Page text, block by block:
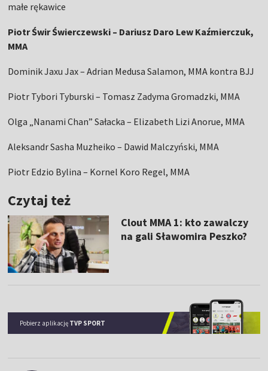
małe rękawice
Piotr Świr Świerczewski – Dariusz Daro Lew Kaźmierczuk,
MMA
Dominik Jaxu Jax – Adrian Medusa Salamon, MMA kontra BJJ
Piotr Tybori Tyburski – Tomasz Zadyma Gromadzki, MMA
Olga „Nanami Chan” Sałacka – Elizabeth Lizi Anorue, MMA
Aleksandr Sasha Muzheiko – Dawid Malczyński, MMA
Piotr Edzio Bylina – Kornel Koro Regel, MMA
Czytaj też
Clout MMA 1: kto zawalczy
na gali Sławomira Peszko?
Pobierz aplikację TVP SPORT